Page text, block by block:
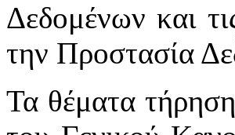
Δεδομένων και
την Προστασία
Τα θέματα